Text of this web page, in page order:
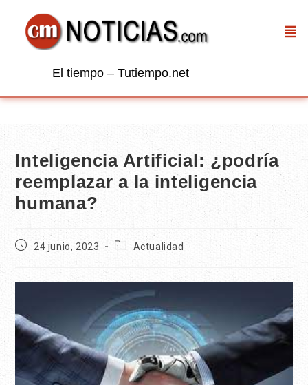
El tiempo – Tutiempo.net
Inteligencia Artificial: ¿podría
reemplazar a la inteligencia
humana?
24 junio, 2023 Actualidad